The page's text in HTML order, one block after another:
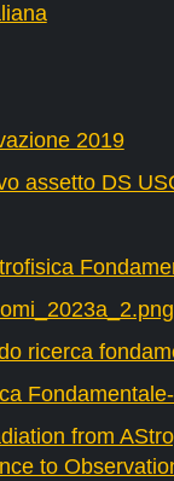
2019
assetto DS
ricerca
from
to